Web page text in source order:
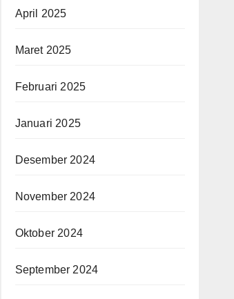
April 2025
Maret 2025
Februari 2025
Januari 2025
Desember 2024
November 2024
Oktober 2024
September 2024